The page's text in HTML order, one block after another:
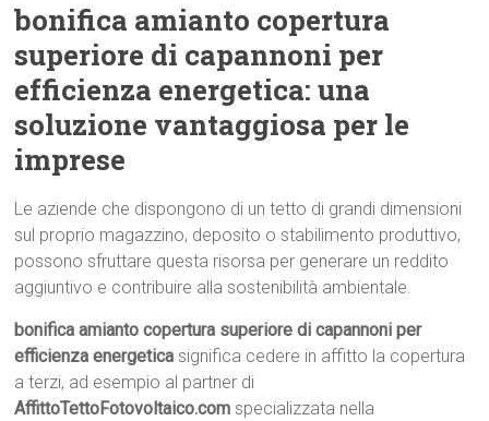
bonifica amianto copertura
superiore di capannoni per
efficienza energetica: una
soluzione vantaggiosa per le
imprese
Le aziende che dispongono di un tetto di grandi dimensioni
sul proprio magazzino, deposito o stabilimento produttivo,
possono sfruttare questa risorsa per generare un reddito
aggiuntivo e contribuire alla sostenibilità ambientale.
bonifica amianto copertura superiore di capannoni per
efficienza energetica significa cedere in affitto la copertura
a terzi, ad esempio al partner di
AffittoTettoFotovoltaico.com specializzata nella